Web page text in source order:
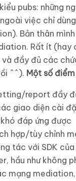
pubs: những
việc chỉ
Bản thân
Rất ít
đầy đủ các
^^). Một số
report đầy
giao diện cài
đáp ứng được
hợp/tùy chỉnh
tác với SDK
hầu như không
mạng